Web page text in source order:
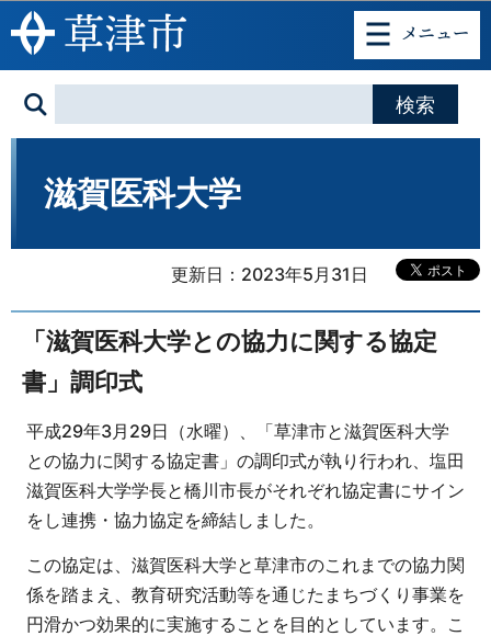
このページの本文へ移動
滋賀医科大学
更新日：2023年5月31日
「滋賀医科大学との協力に関する協定
書」調印式
平成29年3月29日（水曜）、「草津市と滋賀医科大学
との協力に関する協定書」の調印式が執り行われ、塩田
滋賀医科大学学長と橋川市長がそれぞれ協定書にサイン
をし連携・協力協定を締結しました。
この協定は、滋賀医科大学と草津市のこれまでの協力関
係を踏まえ、教育研究活動等を通じたまちづくり事業を
円滑かつ効果的に実施することを目的としています。こ